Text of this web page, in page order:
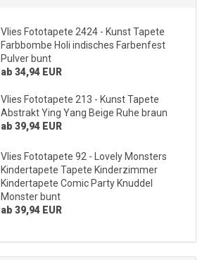
Vlies Fototapete 2424 - Kunst Tapete
Farbbombe Holi indisches Farbenfest
Pulver bunt
ab 34,94 EUR
Vlies Fototapete 213 - Kunst Tapete
Abstrakt Ying Yang Beige Ruhe braun
ab 39,94 EUR
Vlies Fototapete 92 - Lovely Monsters
Kindertapete Tapete Kinderzimmer
Kindertapete Comic Party Knuddel
Monster bunt
ab 39,94 EUR